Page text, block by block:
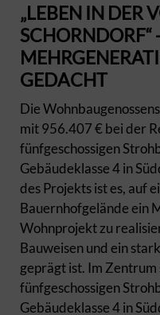
„LEBEN IN DER
SCHORNDORF“
GEDACHT
Die
mit 956.407 € bei der
fünfgeschossigen
Gebäudeklasse 4 in
des Projekts ist es, auf
Bauernhofgelände ein
Wohnprojekt zu
Bauweisen und ein
geprägt ist. Im
fünfgeschossigen
Gebäudeklasse 4 in